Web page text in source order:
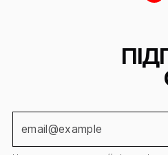
Залишай
Ми зв’яжемось і
зрозуміти, що підійде